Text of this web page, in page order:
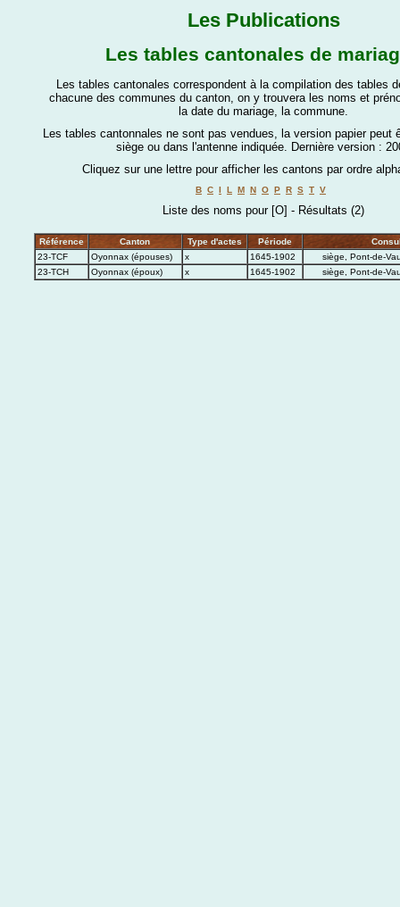
Les Publications
Les tables cantonales de
Les tables cantonales correspondent à la compilation des tables
chacune des communes du canton, on y trouvera les noms et
la date du mariage, la commune.
Les tables cantonnales ne sont pas vendues, la version papier peut
siège ou dans l'antenne indiquée. Dernière version :
Cliquez sur une lettre pour afficher les cantons par ordre
B C I L M N O P R S T V
Liste des noms pour [O] - Résultats (2)
Référence Canton Type d'actes Période
23-TCF
Oyonnax (épouses) x 1645-1902
siège, Pont-de-
23-TCH
Oyonnax (époux) x 1645-1902 siège, Pont-de-